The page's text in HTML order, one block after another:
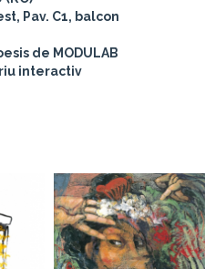
Pav. C1, balcon
de MODULAB
interactiv